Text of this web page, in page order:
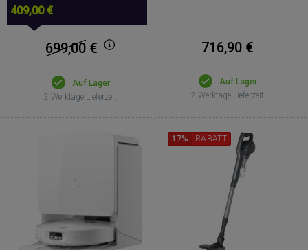
409,00 €
699,00 €
Auf Lager
2 Werktage Lieferzeit
716,90 €
Auf Lager
2 Werktage Lieferzeit
17% RABATT